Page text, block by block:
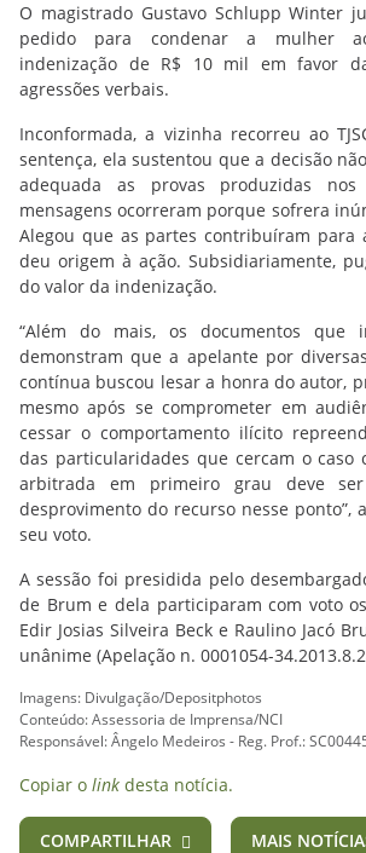
O magistrado Gustavo Schlupp Winter
pedido para condenar a mulher
indenização de R$ 10 mil em favor
agressões verbais.
Inconformada, a vizinha recorreu ao
sentença, ela sustentou que a decisão
adequada as provas produzidas
mensagens ocorreram porque sofrera
Alegou que as partes contribuíram para
deu origem à ação. Subsidiariamente,
do valor da indenização.
“Além do mais, os documentos que
demonstram que a apelante por
contínua buscou lesar a honra do autor,
mesmo após se comprometer em
cessar o comportamento ilícito
das particularidades que cercam o caso
arbitrada em primeiro grau deve
desprovimento do recurso nesse ponto”,
seu voto.
A sessão foi presidida pelo
de Brum e dela participaram com voto
Edir Josias Silveira Beck e Raulino Jacó
unânime (Apelação n. 0001054-
Imagens: Divulgação/Depositphotos
Conteúdo: Assessoria de Imprensa/NCI
Responsável: Ângelo Medeiros - Reg. Prof.:
Copiar o link desta notícia.
COMPARTILHAR MAIS